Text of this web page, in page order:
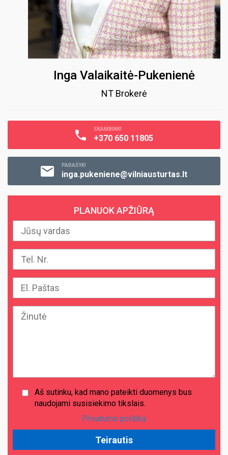
Inga Valaikaitė-Pukenienė
NT Brokerė
SKAMBINK!
+370 650 11805
PARAŠYK!
inga.pukeniene@vilniausturtas.lt
PLANUOK APŽIŪRĄ
Aš sutinku, kad mano pateikti duomenys bus
naudojami susisiekimo tikslais.
Privatumo politika